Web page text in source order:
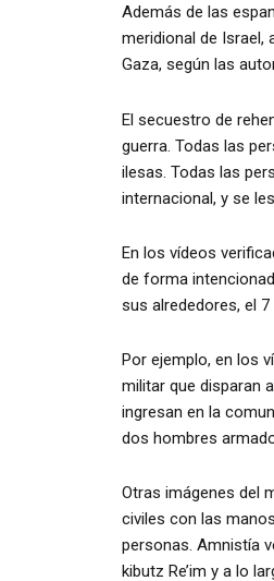
Además de las
meridional de Israel,
Gaza, según las
El secuestro de
guerra. Todas las
ilesas. Todas las
internacional, y se
En los vídeos
de forma
sus alrededores, el
Por ejemplo, en los
militar que disparan
ingresan en la
dos hombres
Otras imágenes del
civiles con las
personas. Amnistía
kibutz Re’im y a lo